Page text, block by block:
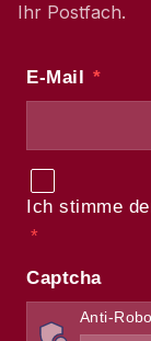
Ihr Postfach.